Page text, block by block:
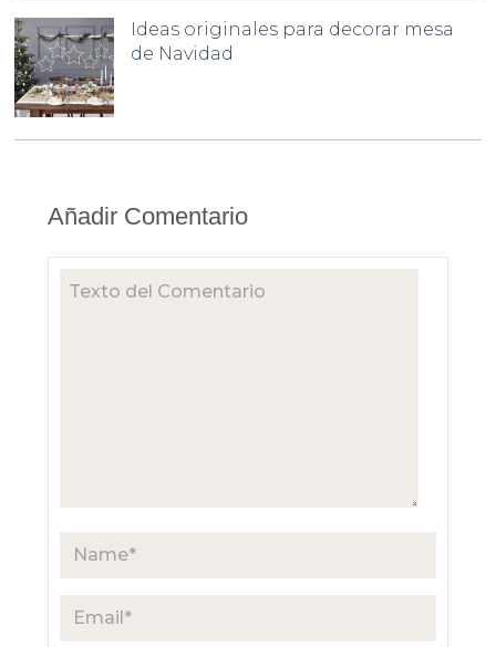
Ideas originales para decorar mesa
de Navidad
Añadir Comentario